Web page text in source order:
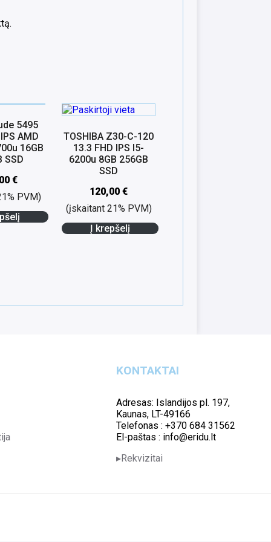
5495
AMD
16GB
SSD
€
PVM)
TOSHIBA Z30-C-120
13.3 FHD IPS I5-
6200u 8GB 256GB
SSD
120,00 €
(įskaitant 21% PVM)
Į krepšelį
KONTAKTAI
Adresas: Islandijos pl. 197,
Kaunas, LT-49166
Telefonas : +370 684 31562
El-paštas : info@eridu.lt
Rekvizitai